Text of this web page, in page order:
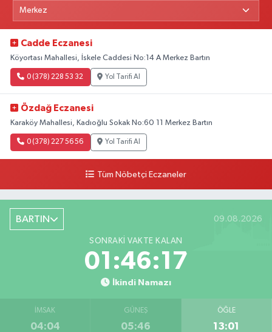
Cadde Eczanesi
Köyortası Mahallesi, İskele Caddesi No:14 A Merkez Bartın
0 (378) 228 53 32 Yol Tarifi Al
Özdağ Eczanesi
Karaköy Mahallesi, Kadıoğlu Sokak No:60 11 Merkez Bartın
0 (378) 227 56 56 Yol Tarifi Al
Tüm Nöbetçi Eczaneler
BARTIN 09.08.2026
SONRAKI VAKTE KALAN
01:46:15
İkindi Namazı
İMSAK
04:04
GÜNEŞ
05:46
ÖĞLE
13:01